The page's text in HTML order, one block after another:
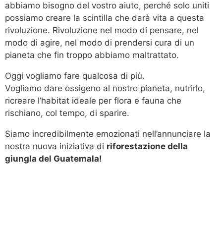
abbiamo bisogno del vostro aiuto, perché solo uniti
possiamo creare la scintilla che darà vita a questa
rivoluzione. Rivoluzione nel modo di pensare, nel
modo di agire, nel modo di prendersi cura di un
pianeta che fin troppo abbiamo maltrattato.
Oggi vogliamo fare qualcosa di più.
Vogliamo dare ossigeno al nostro pianeta, nutrirlo,
ricreare l’habitat ideale per flora e fauna che
rischiano, col tempo, di sparire.
Siamo incredibilmente emozionati nell’annunciare la
nostra nuova iniziativa di riforestazione della
giungla del Guatemala!